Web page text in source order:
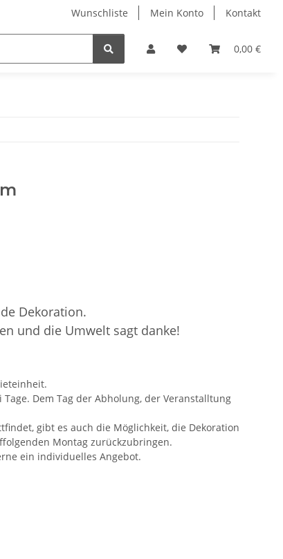
Wunschliste Mein Konto Kontakt
0,00 €
Dekoration.
und die Umwelt sagt danke!
Dem Tag der Abholung, der Veranstalltung
gibt es auch die Möglichkeit, die Dekoration
Montag zurückzubringen.
ein individuelles Angebot.